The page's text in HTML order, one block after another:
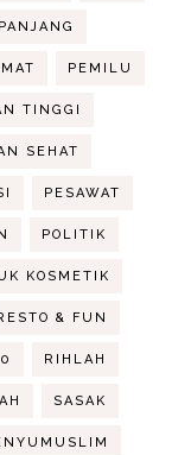
PEMILU
TINGGI
SEHAT
PESAWAT
POLITIK
KOSMETIK
& FUN
RIHLAH
SASAK